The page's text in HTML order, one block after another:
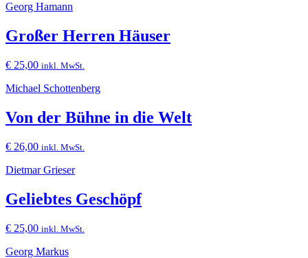
Georg Hamann
Großer Herren Häuser
€ 25,00 inkl. MwSt.
Michael Schottenberg
Von der Bühne in die Welt
€ 26,00 inkl. MwSt.
Dietmar Grieser
Geliebtes Geschöpf
€ 25,00 inkl. MwSt.
Georg Markus